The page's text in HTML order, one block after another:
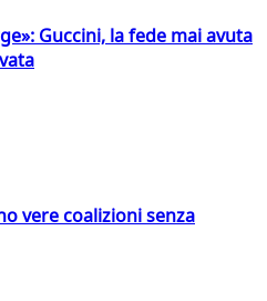
Guccini, la fede mai avuta
vere coalizioni senza